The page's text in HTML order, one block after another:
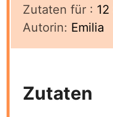
Zutaten für : 12
Autorin: Emilia
Zutaten